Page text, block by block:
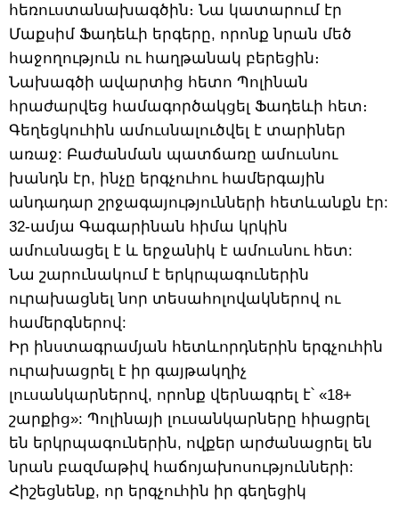
հեռուստանախագծին։ Նա կատարում էր
Մաքսիմ Ֆադեևի երգերը, որոնք նրան մեծ
հաջողություն ու հաղթանակ բերեցին։
Նախագծի ավարտից հետո Պոլինան
հրաժարվեց համագործակցել Ֆադեևի հետ։
Գեղեցկուհին ամուսնալուծվել է տարիներ
առաջ: Բաժանման պատճառը ամուսնու
խանդն էր, ինչը երգչուհու համերգային
անդադար շրջագայությունների հետևանքն էր:
32-ամյա Գագարինան հիմա կրկին
ամուսնացել է և երջանիկ է ամուսնու հետ:
Նա շարունակում է երկրպագուներին
ուրախացնել նոր տեսահոլովակներով ու
համերգներով:
Իր ինստագրամյան հետևորդներին երգչուհին
ուրախացրել է իր գայթակղիչ
լուսանկարներով, որոնք վերնագրել է՝ «18+
շարքից»: Պոլինայի լուսանկարները հիացրել
են երկրպագուներին, ովքեր արժանացրել են
նրան բազմաթիվ հաճոյախոսությունների:
Հիշեցնենք, որ երգչուհին իր գեղեցիկ